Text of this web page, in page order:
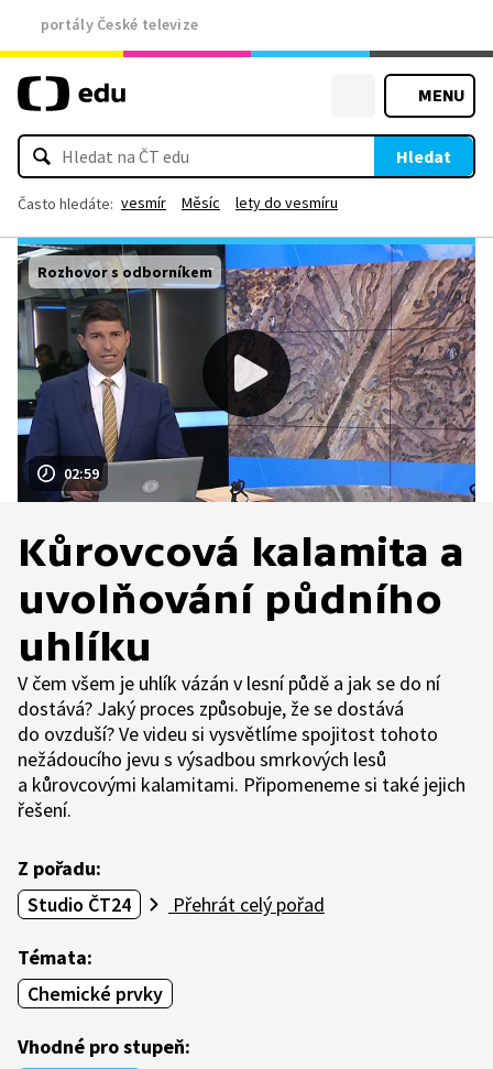
portály České televize
MENU
Hledat
Často hledáte: vesmír Měsíc lety do vesmíru
02:59
Rozhovor s odborníkem
Kůrovcová kalamita a
uvolňování půdního
uhlíku
V čem všem je uhlík vázán v lesní půdě a jak se do ní
dostává? Jaký proces způsobuje, že se dostává
do ovzduší? Ve videu si vysvětlíme spojitost tohoto
nežádoucího jevu s výsadbou smrkových lesů
a kůrovcovými kalamitami. Připomeneme si také jejich
řešení.
Z pořadu:
Studio ČT24
Přehrát celý pořad
Témata:
Chemické prvky
Vhodné pro stupeň: